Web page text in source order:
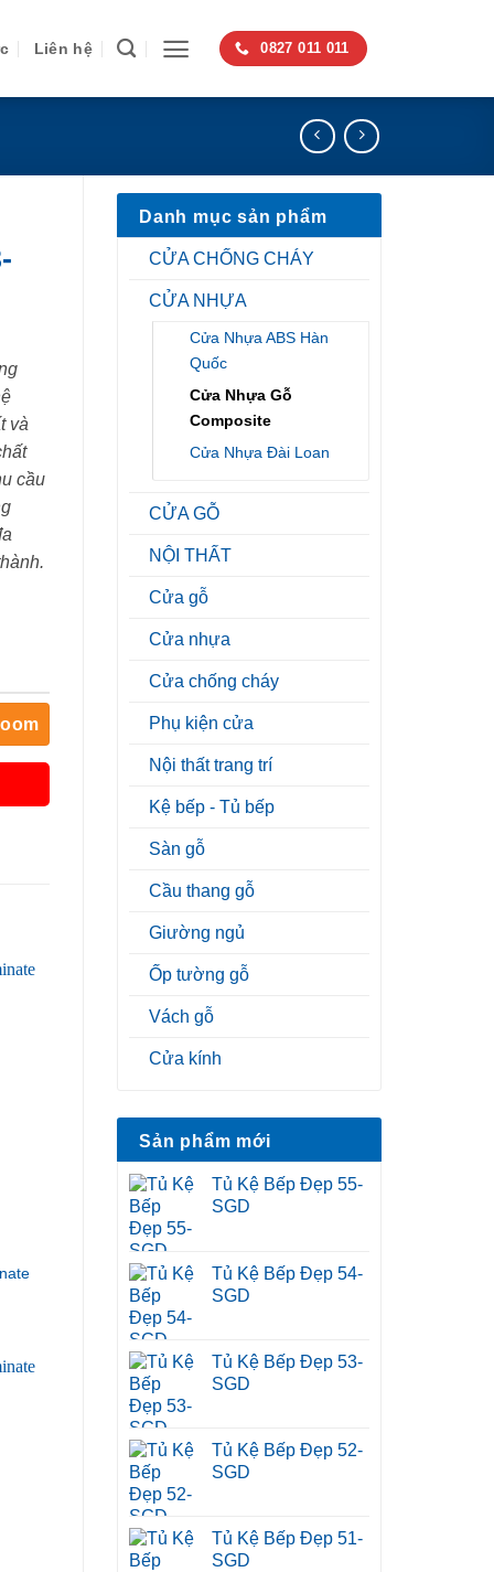
Liên hệ 0827 011 011
Danh mục sản phẩm
CỬA CHỐNG CHÁY
CỬA NHỰA
Cửa Nhựa ABS Hàn
Quốc
Cửa Nhựa Gỗ
Composite
Cửa Nhựa Đài Loan
CỬA GỖ
NỘI THẤT
Cửa gỗ
Cửa nhựa
Cửa chống cháy
Phụ kiện cửa
Nội thất trang trí
Kệ bếp - Tủ bếp
Sàn gỗ
Cầu thang gỗ
Giường ngủ
Ốp tường gỗ
Vách gỗ
Cửa kính
Sản phẩm mới
Tủ Kệ Bếp Đẹp 55-
SGD
Tủ Kệ Bếp Đẹp 54-
SGD
Tủ Kệ Bếp Đẹp 53-
SGD
Tủ Kệ Bếp Đẹp 52-
SGD
Tủ Kệ Bếp Đẹp 51-
SGD
và
cầu